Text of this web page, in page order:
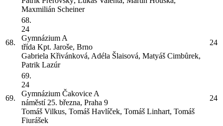
Maxmilián Scheiner
68.
68.
24
Gymnázium A
třída Kpt. Jaroše, Brno
Gabriela Křivánková, Adéla Šlaisová, Matyáš Cimbůrek,
Patrik Lazúr
24
69.
69.
24
Gymnázium Čakovice A
náměstí 25. března, Praha 9
Tomáš Vilkus, Tomáš Havlíček, Tomáš Linhart, Tomáš
Fiurášek
24